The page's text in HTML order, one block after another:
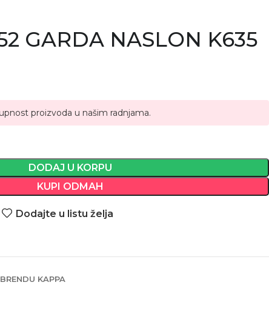
GARDA NASLON K635
proizvoda u našim radnjama.
DODAJ U KORPU
KUPI ODMAH
Dodajte u listu želja
KAPPA